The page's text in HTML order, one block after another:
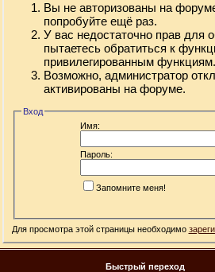
Вы не авторизованы на
попробуйте ещё раз.
У вас недостаточно прав для
пытаетесь обратиться к
привилегированным функциям.
Возможно, администратор
активированы на форуме.
Вход
Имя:
Пароль:
Запомните меня!
Для просмотра этой страницы необходимо
Быстрый переход